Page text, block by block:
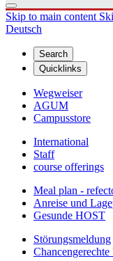
Skip to main content
Deutsch
Search
Quicklinks
Wegweiser
AGUM
Campusstore
International
Staff
course offerings
Meal plan -
Anreise und
Gesunde HOST
Störungsmeldung